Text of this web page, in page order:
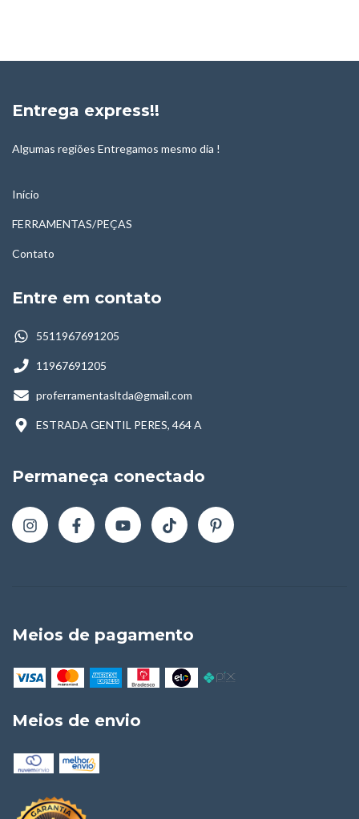
Entrega express!!
Algumas regiões Entregamos mesmo dia !
Início
FERRAMENTAS/PEÇAS
Contato
Entre em contato
5511967691205
11967691205
proferramentasltda@gmail.com
ESTRADA GENTIL PERES, 464 A
Permaneça conectado
Meios de pagamento
Meios de envio